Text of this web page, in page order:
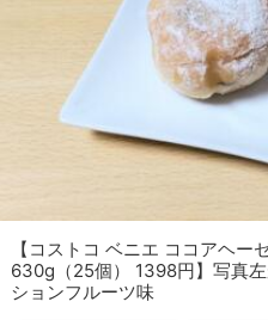
【コストコ ベニエ ココアヘー
630g（25個） 1398円】写真
ションフルーツ味